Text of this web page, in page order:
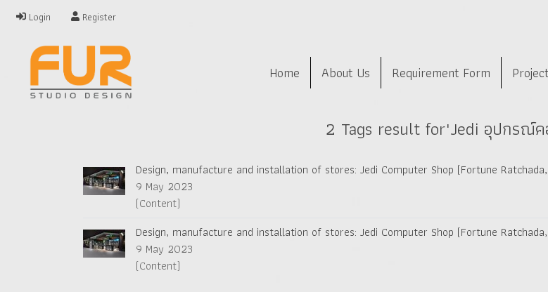
Login Register
Home About Us Requirement Form
2 Tags result for"Jedi อุปกรณ์ค
Design, manufacture and installation of stores: Jedi Computer Shop (Fortune
9 May 2023
(Content)
Design, manufacture and installation of stores: Jedi Computer Shop (Fortune
9 May 2023
(Content)